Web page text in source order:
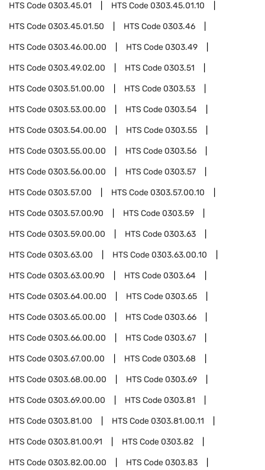
HTS Code0303.45.01 HTS Code0303.45.01.10
HTS Code0303.45.01.50 HTS Code0303.46
HTS Code0303.46.00.00 HTS Code0303.49
HTS Code0303.49.02.00 HTS Code0303.51
HTS Code0303.51.00.00 HTS Code0303.53
HTS Code0303.53.00.00 HTS Code0303.54
HTS Code0303.54.00.00 HTS Code0303.55
HTS Code0303.55.00.00 HTS Code0303.56
HTS Code0303.56.00.00 HTS Code0303.57
HTS Code0303.57.00 HTS Code0303.57.00.10
HTS Code0303.57.00.90 HTS Code0303.59
HTS Code0303.59.00.00 HTS Code0303.63
HTS Code0303.63.00 HTS Code0303.63.00.10
HTS Code0303.63.00.90 HTS Code0303.64
HTS Code0303.64.00.00 HTS Code0303.65
HTS Code0303.65.00.00 HTS Code0303.66
HTS Code0303.66.00.00 HTS Code0303.67
HTS Code0303.67.00.00 HTS Code0303.68
HTS Code0303.68.00.00 HTS Code0303.69
HTS Code0303.69.00.00 HTS Code0303.81
HTS Code0303.81.00 HTS Code0303.81.00.11
HTS Code0303.81.00.91 HTS Code0303.82
HTS Code0303.82.00.00 HTS Code0303.83